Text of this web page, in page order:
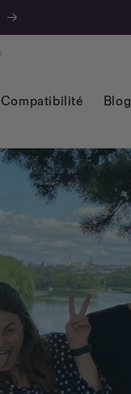
Compatibilité Blog